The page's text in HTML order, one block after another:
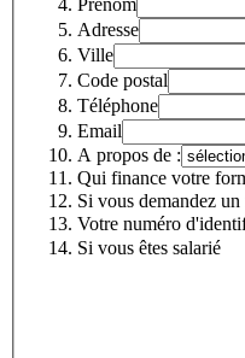
Adresse
Ville
Code postal
Téléphone
Email
A propos de :
Qui finance votre
Si vous demandez
Votre numéro
Si vous êtes salarié